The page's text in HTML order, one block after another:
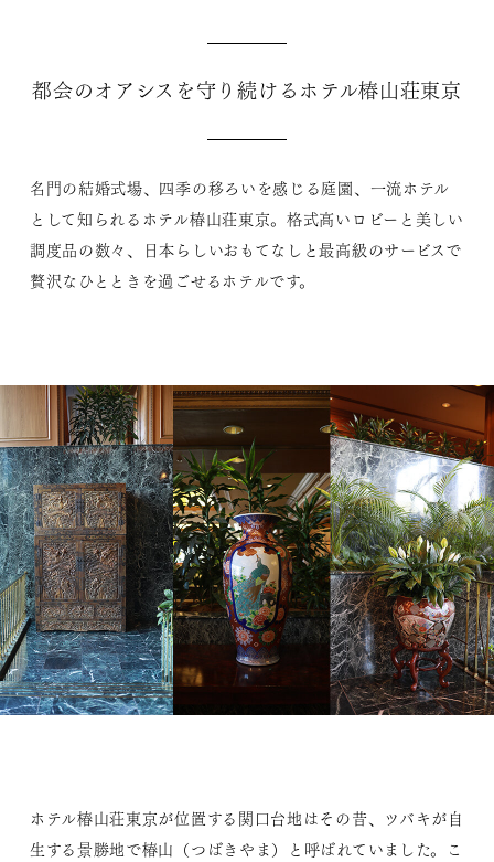
都会のオアシスを守り続けるホテル椿山荘東京
名門の結婚式場、四季の移ろいを感じる庭園、一流ホテル
として知られるホテル椿山荘東京。格式高いロビーと美しい
調度品の数々、日本らしいおもてなしと最高級のサービスで
贅沢なひとときを過ごせるホテルです。
ホテル椿山荘東京が位置する関口台地はその昔、ツバキが自
生する景勝地で椿山（つばきやま）と呼ばれていました。こ